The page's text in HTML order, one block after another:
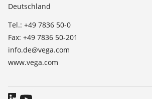
Presse
Blog
Deutschland
Tel.: +49 7836 50-0
Fax: +49 7836 50-201
info.de@vega.com
www.vega.com